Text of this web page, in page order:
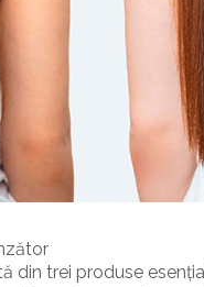
din trei produse